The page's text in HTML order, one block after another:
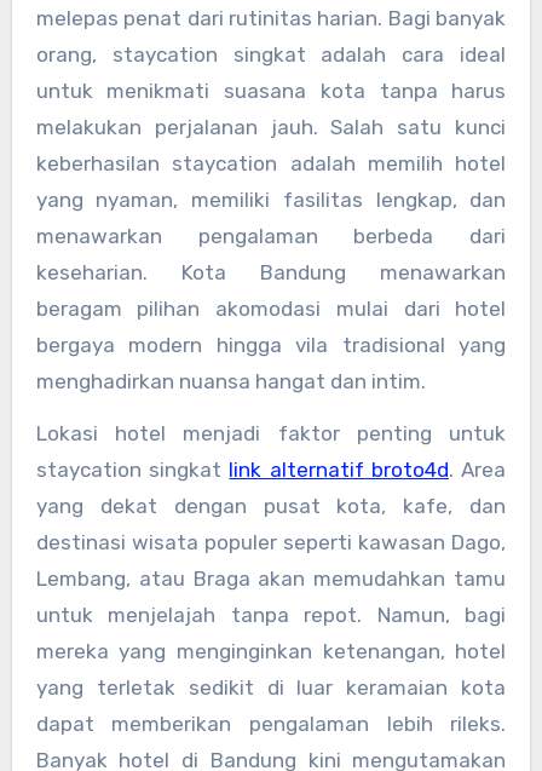
melepas penat dari rutinitas harian. Bagi banyak
orang, staycation singkat adalah cara ideal
untuk menikmati suasana kota tanpa harus
melakukan perjalanan jauh. Salah satu kunci
keberhasilan staycation adalah memilih hotel
yang nyaman, memiliki fasilitas lengkap, dan
menawarkan pengalaman berbeda dari
keseharian. Kota Bandung menawarkan
beragam pilihan akomodasi mulai dari hotel
bergaya modern hingga vila tradisional yang
menghadirkan nuansa hangat dan intim.
Lokasi hotel menjadi faktor penting untuk
staycation singkat link alternatif broto4d. Area
yang dekat dengan pusat kota, kafe, dan
destinasi wisata populer seperti kawasan Dago,
Lembang, atau Braga akan memudahkan tamu
untuk menjelajah tanpa repot. Namun, bagi
mereka yang menginginkan ketenangan, hotel
yang terletak sedikit di luar keramaian kota
dapat memberikan pengalaman lebih rileks.
Banyak hotel di Bandung kini mengutamakan